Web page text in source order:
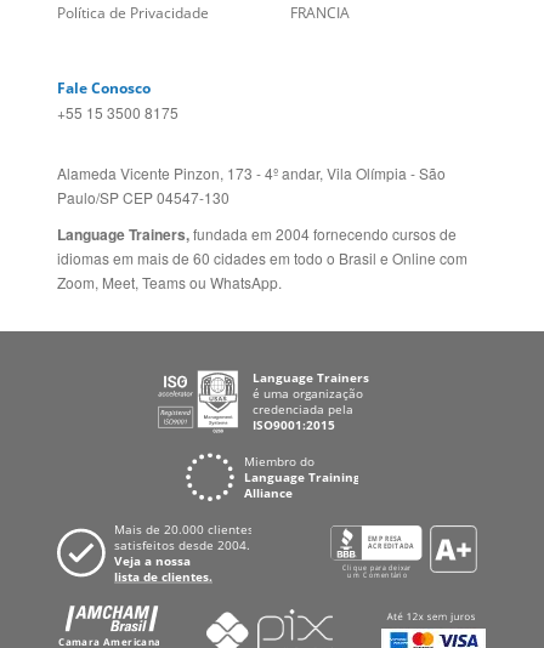
Política de Privacidade
FRANCIA
Fale Conosco
+55 15 3500 8175
Alameda Vicente Pinzon, 173 - 4º andar, Vila Olímpia - São
Paulo/SP CEP 04547-130
Language Trainers,fundada em 2004 fornecendo cursos de
idiomas em mais de 60 cidades em todo o Brasil e Online com
Zoom, Meet, Teams ou WhatsApp.